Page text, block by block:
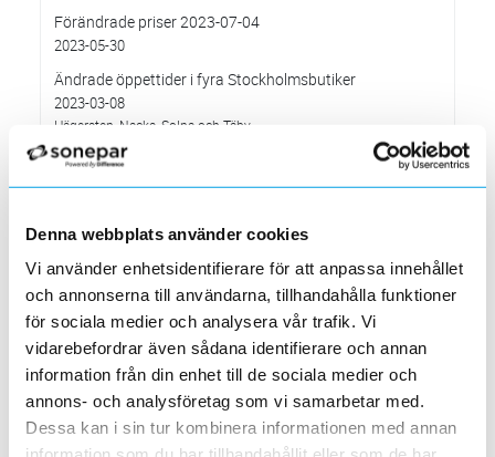
Denna webbplats använder cookies
Vi använder enhetsidentifierare för att anpassa innehållet
och annonserna till användarna, tillhandahålla funktioner
för sociala medier och analysera vår trafik. Vi
vidarebefordrar även sådana identifierare och annan
information från din enhet till de sociala medier och
annons- och analysföretag som vi samarbetar med.
Dessa kan i sin tur kombinera informationen med annan
Förändrade priser 2023-07-04
2023-05-30
Ändrade öppettider i fyra Stockholmsbutiker
2023-03-08
Hägersten, Nacka, Solna och Täby
Förändrade kabelpriser 2023-04-04
2023-02-26
Välkommen till vår nya butik på Banvaktsvägen 24, 171 48 Solna!
MP bolagen - vinnare av Elektroskandias utmärkelse
2023-02-10
Systemunderhåll som påverkar vår e-handelssida
Söndagen den 29 januari mellan 16.00 och c:a 18.30
Elektroskandia – ny Officiell Partner i världens största